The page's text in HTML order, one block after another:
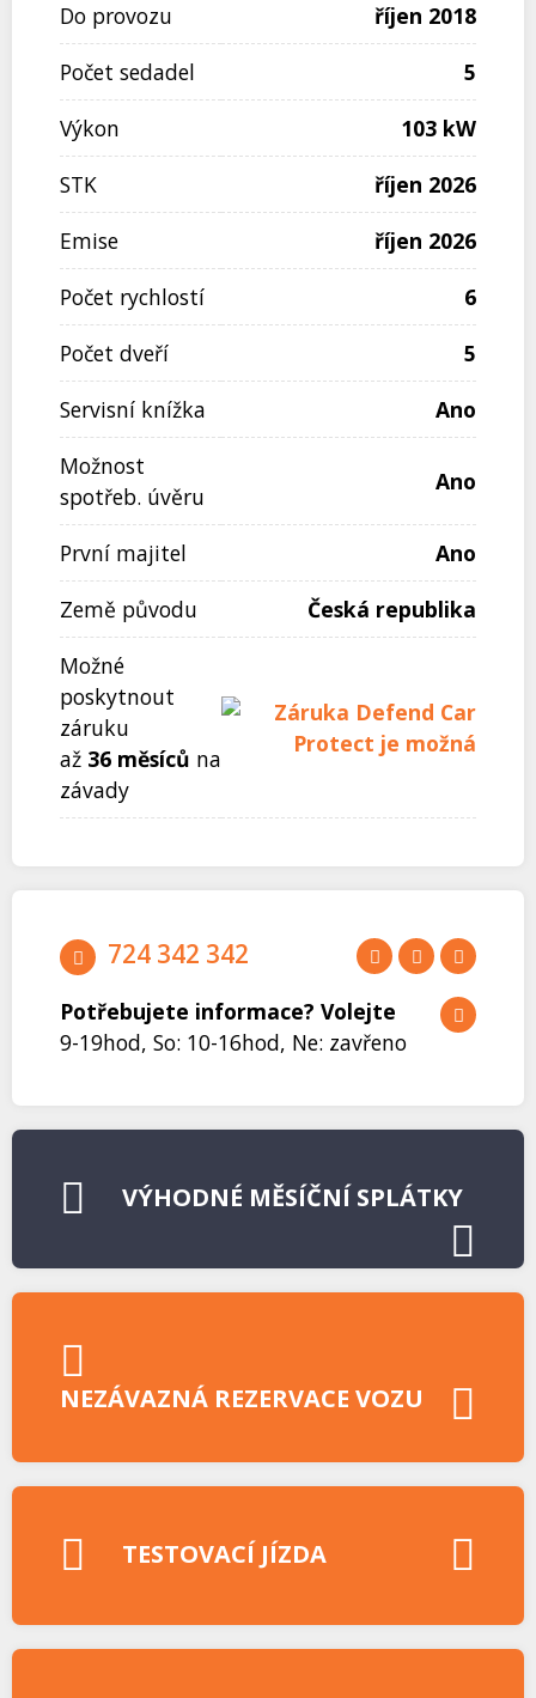
Do provozu
říjen 2018
Počet sedadel
5
Výkon
103 kW
STK
říjen 2026
Emise
říjen 2026
Počet rychlostí
6
Počet dveří
5
Servisní knížka
Ano
Možnost
spotřeb. úvěru
Ano
První majitel
Ano
Země původu
Česká republika
Možné
poskytnout
záruku
až 36 měsíců na
závady
724 342 342
Potřebujete informace? Volejte
9-19hod, So: 10-16hod, Ne: zavřeno
VÝHODNÉ MĚSÍČNÍ SPLÁTKY
NEZÁVAZNÁ REZERVACE VOZU
TESTOVACÍ JÍZDA